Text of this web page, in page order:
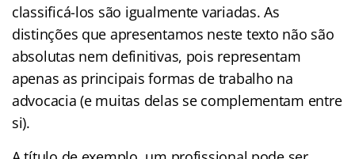
classificá-los são igualmente variadas. As
distinções que apresentamos neste texto não são
absolutas nem definitivas, pois representam
apenas as principais formas de trabalho na
advocacia (e muitas delas se complementam entre
si).